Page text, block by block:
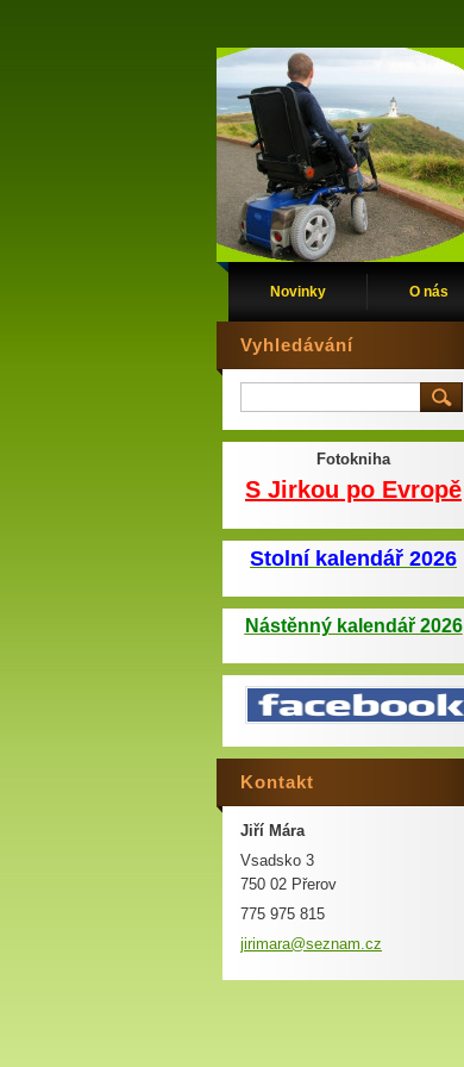
Novinky O nás
Vyhledávání
Fotokniha
S Jirkou po Evropě
Stolní kalendář 2026
Nástěnný kalendář 2026
Kontakt
Jiří Mára
Vsadsko 3
750 02 Přerov
775 975 815
jirimara@seznam.cz